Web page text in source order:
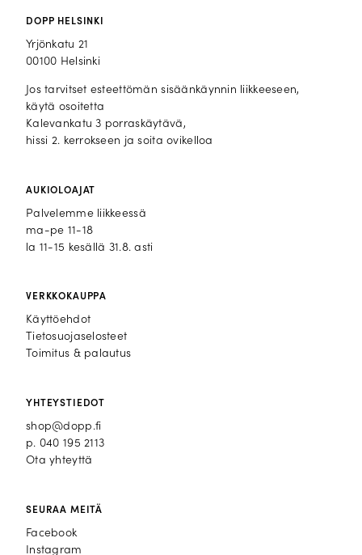
DOPP HELSINKI
Yrjönkatu 21
00100 Helsinki
Jos tarvitset esteettömän sisäänkäynnin liikkeeseen,
käytä osoitetta
Kalevankatu 3 porraskäytävä,
hissi 2. kerrokseen ja soita ovikelloa
AUKIOLOAJAT
Palvelemme liikkeessä
ma-pe 11-18
la 11-15 kesällä 31.8. asti
VERKKOKAUPPA
Käyttöehdot
Tietosuojaselosteet
Toimitus & palautus
YHTEYSTIEDOT
shop@dopp.fi
p. 040 195 2113
Ota yhteyttä
SEURAA MEITÄ
Facebook
Facebook
Instagram
Instagram